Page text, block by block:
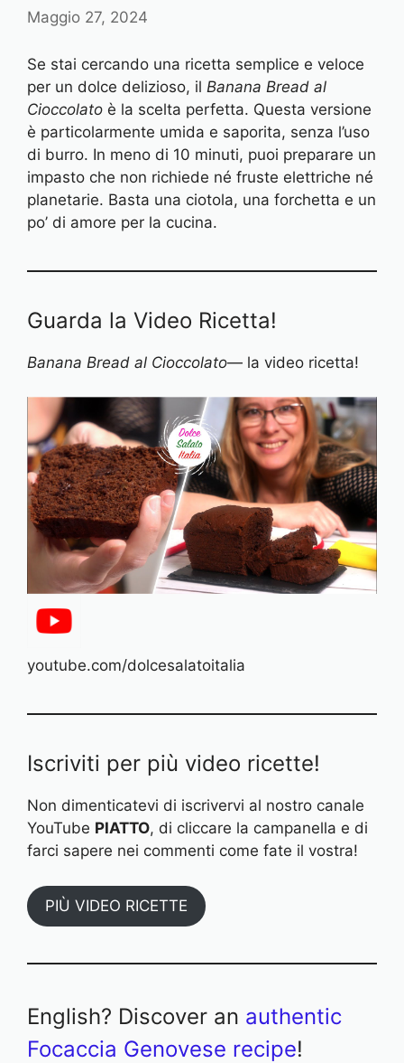
Maggio 27, 2024
Se stai cercando una ricetta semplice e veloce
per un dolce delizioso, il Banana Bread al
Cioccolato è la scelta perfetta. Questa versione
è particolarmente umida e saporita, senza l’uso
di burro. In meno di 10 minuti, puoi preparare un
impasto che non richiede né fruste elettriche né
planetarie. Basta una ciotola, una forchetta e un
po’ di amore per la cucina.
Guarda la Video Ricetta!
Banana Bread al Cioccolato— la video ricetta!
youtube.com/dolcesalatoitalia
Iscriviti per più video ricette!
Non dimenticatevi di iscrivervi al nostro canale
YouTube PIATTO, di cliccare la campanella e di
farci sapere nei commenti come fate il vostra!
PIÙ VIDEO RICETTE
English? Discover an authentic
Focaccia Genovese recipe!